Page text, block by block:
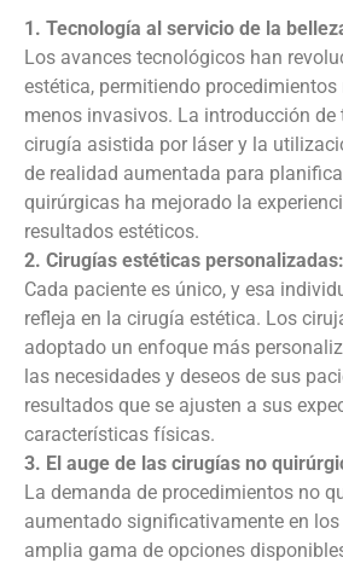
1. Tecnología al servicio de la
Los avances tecnológicos han
estética, permitiendo
menos invasivos. La introducción de
cirugía asistida por láser y la
de realidad aumentada para
quirúrgicas ha mejorado la
resultados estéticos.
2. Cirugías estéticas personalizadas:
Cada paciente es único, y esa
refleja en la cirugía estética. Los
adoptado un enfoque más
las necesidades y deseos de sus
resultados que se ajusten a sus
características físicas.
3. El auge de las cirugías no
La demanda de procedimientos no
aumentado significativamente en
amplia gama de opciones